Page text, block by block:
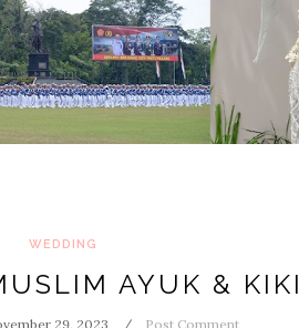
WEDDING
AYUK & KIKI
29, 2023 Post Comment